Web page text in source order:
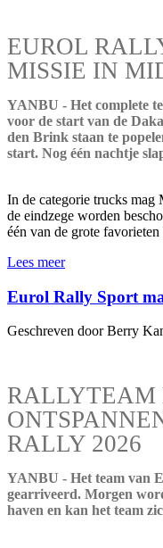
EUROL
MISSIE IN
YANBU - Het complete
voor de start van de
den Brink staan te
start. Nog één nachtje
In de categorie trucks mag
de eindzege worden
één van de grote
Lees meer
Eurol Rally Sport
Geschreven door Berry
RALLYTEAM
RALLY 2026
YANBU - Het team van
gearriveerd. Morgen
haven en kan het team